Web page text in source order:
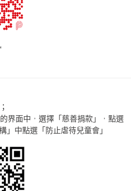
界面中，選擇「慈善捐款」，點選
」中點選「防止虐待兒童會」